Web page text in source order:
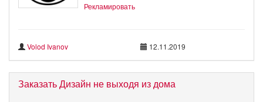
Рекламировать
Volod Ivanov 12.11.2019
Заказать Дизайн не выходя из дома